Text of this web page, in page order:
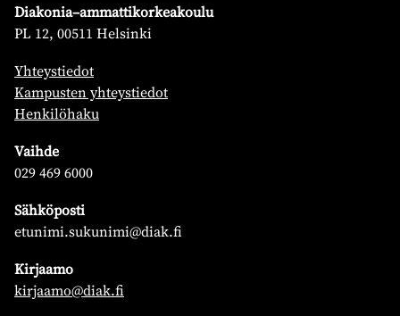
Diakonia–ammattikorkeakoulu
PL 12, 00511 Helsinki
Yhteystiedot
Kampusten yhteystiedot
Henkilöhaku
Vaihde
029 469 6000
Sähköposti
etunimi.sukunimi@diak.fi
Kirjaamo
kirjaamo@diak.fi